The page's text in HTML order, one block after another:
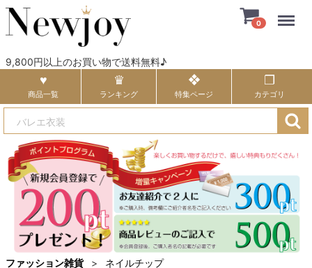
9,800円以上のお買い物で送料無料♪
0
商品一覧 ランキング 特集ページ カテゴリ
ファッション雑貨 ネイルチップ